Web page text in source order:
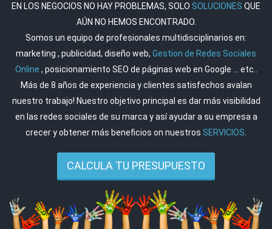
EN LOS NEGOCIOS NO HAY PROBLEMAS, SOLO SOLUCIONES QUE
AÚN NO HEMOS ENCONTRADO.
Somos un equipo de profesionales multidisciplinarios en:
marketing , publicidad, diseño web, Gestion de Redes Sociales
Online , posicionamiento SEO de páginas web en Google ... etc..
Más de 8 años de experiencia y clientes satisfechos avalan
nuestro trabajo! Nuestro objetivo principal es dar más visibilidad
en las redes sociales de su marca y así ayudar a su empresa a
crecer y obtener más beneficios on nuestros SERVICIOS
CALCULA TU PRESUPUESTO